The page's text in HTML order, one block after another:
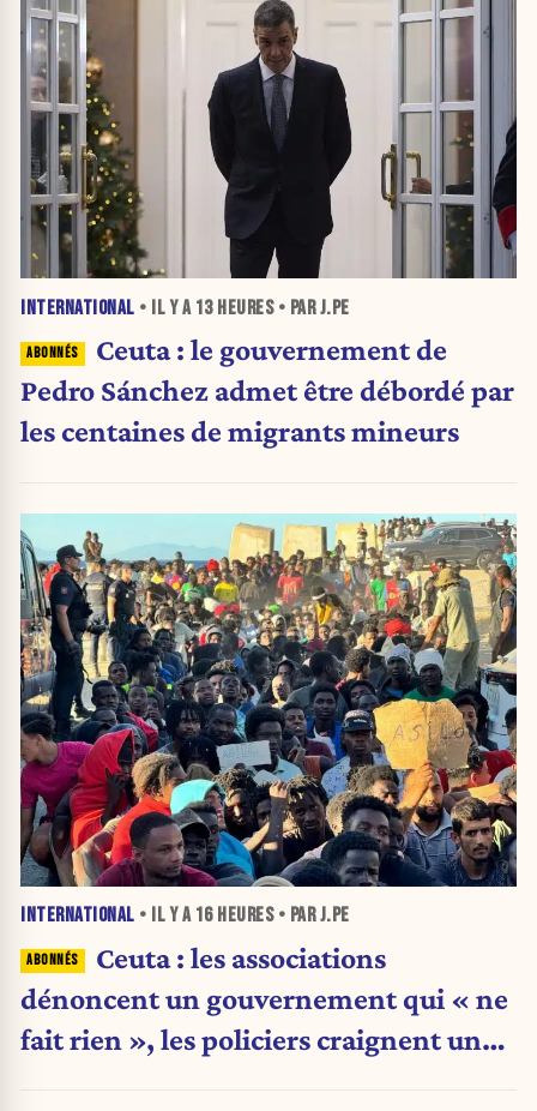
INTERNATIONAL • IL Y A 13 HEURES• PAR J.PE
Ceuta : le gouvernement de
Pedro Sánchez admet être débordé par
les centaines de migrants mineurs
INTERNATIONAL • IL Y A 16 HEURES• PAR J.PE
Ceuta : les associations
dénoncent un gouvernement qui « ne
fait rien », les policiers craignent une